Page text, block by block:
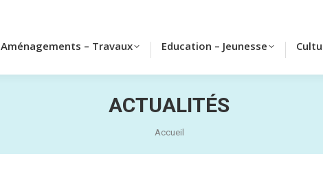
Aménagements – Travaux Education – Jeunesse
ACTUALITÉS
Vous êtes ici :
Accueil